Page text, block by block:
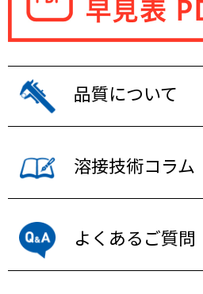
品質について
溶接技術コラム
よくあるご質問